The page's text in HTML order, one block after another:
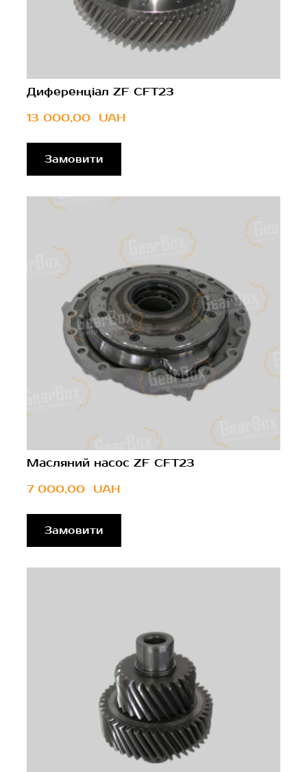
Диференціал ZF CFT23
13 000,00  UAH
Замовити
Масляний насос ZF CFT23
7 000,00  UAH
Замовити